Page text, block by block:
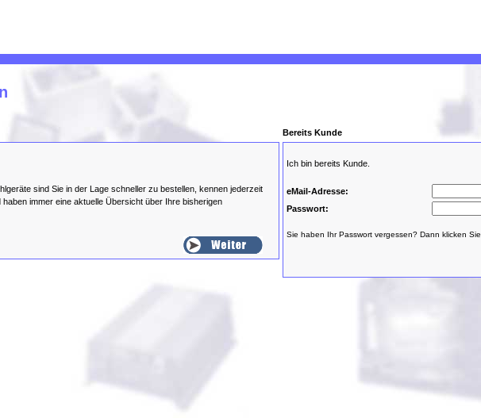
Bereits Kunde
sind Sie in der Lage schneller zu bestellen, kennen jederzeit
immer eine aktuelle Übersicht über Ihre bisherigen
Ich bin bereits Kunde.
eMail-Adresse:
Passwort:
Sie haben Ihr Passwort vergessen? Dann klicken Sie